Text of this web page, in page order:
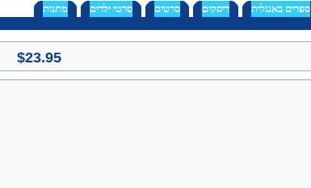
ספרים באנגלית דיסקים סרטים סרטי ילדים מתנות
$23.95